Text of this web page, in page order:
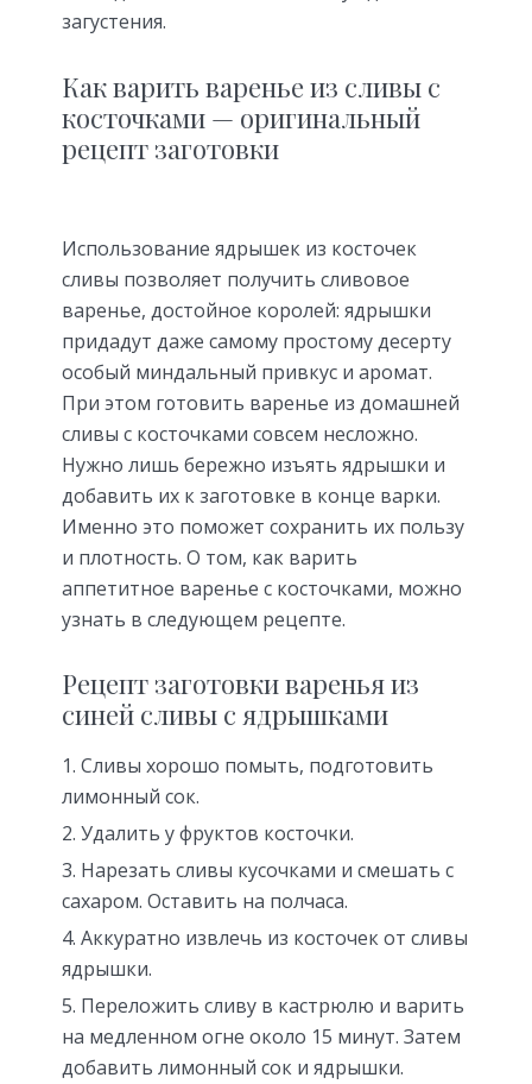
загустения.
Как варить варенье из сливы с
косточками — оригинальный
рецепт заготовки
Использование ядрышек из косточек
сливы позволяет получить сливовое
варенье, достойное королей: ядрышки
придадут даже самому простому десерту
особый миндальный привкус и аромат.
При этом готовить варенье из домашней
сливы с косточками совсем несложно.
Нужно лишь бережно изъять ядрышки и
добавить их к заготовке в конце варки.
Именно это поможет сохранить их пользу
и плотность. О том, как варить
аппетитное варенье с косточками, можно
узнать в следующем рецепте.
Рецепт заготовки варенья из
синей сливы с ядрышками
Сливы хорошо помыть, подготовить
лимонный сок.
Удалить у фруктов косточки.
Нарезать сливы кусочками и смешать с
сахаром. Оставить на полчаса.
Аккуратно извлечь из косточек от сливы
ядрышки.
Переложить сливу в кастрюлю и варить
на медленном огне около 15 минут. Затем
добавить лимонный сок и ядрышки.